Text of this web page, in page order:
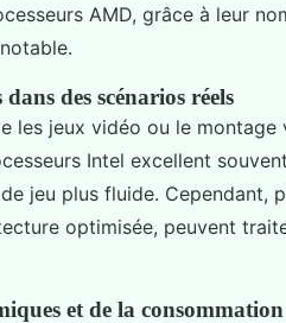
AMD, grâce à leur
des scénarios réels
les jeux vidéo ou le montage
Intel excellent
jeu plus fluide. Cependant,
optimisée, peuvent
et de la